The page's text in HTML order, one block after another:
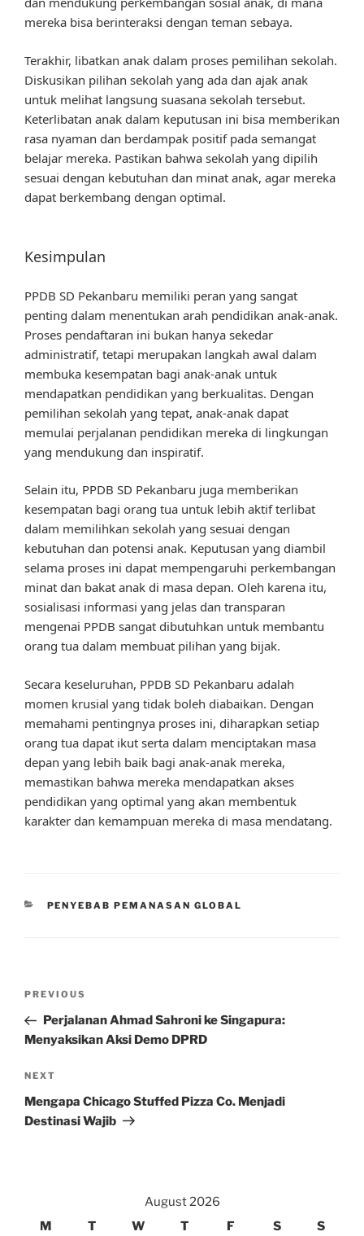
mereka bisa berinteraksi dengan teman sebaya.
Terakhir, libatkan anak dalam proses pemilihan sekolah.
Diskusikan pilihan sekolah yang ada dan ajak anak
untuk melihat langsung suasana sekolah tersebut.
Keterlibatan anak dalam keputusan ini bisa memberikan
rasa nyaman dan berdampak positif pada semangat
belajar mereka. Pastikan bahwa sekolah yang dipilih
sesuai dengan kebutuhan dan minat anak, agar mereka
dapat berkembang dengan optimal.
Kesimpulan
PPDB SD Pekanbaru memiliki peran yang sangat
penting dalam menentukan arah pendidikan anak-anak.
Proses pendaftaran ini bukan hanya sekedar
administratif, tetapi merupakan langkah awal dalam
membuka kesempatan bagi anak-anak untuk
mendapatkan pendidikan yang berkualitas. Dengan
pemilihan sekolah yang tepat, anak-anak dapat
memulai perjalanan pendidikan mereka di lingkungan
yang mendukung dan inspiratif.
Selain itu, PPDB SD Pekanbaru juga memberikan
kesempatan bagi orang tua untuk lebih aktif terlibat
dalam memilihkan sekolah yang sesuai dengan
kebutuhan dan potensi anak. Keputusan yang diambil
selama proses ini dapat mempengaruhi perkembangan
minat dan bakat anak di masa depan. Oleh karena itu,
sosialisasi informasi yang jelas dan transparan
mengenai PPDB sangat dibutuhkan untuk membantu
orang tua dalam membuat pilihan yang bijak.
Secara keseluruhan, PPDB SD Pekanbaru adalah
momen krusial yang tidak boleh diabaikan. Dengan
memahami pentingnya proses ini, diharapkan setiap
orang tua dapat ikut serta dalam menciptakan masa
depan yang lebih baik bagi anak-anak mereka,
memastikan bahwa mereka mendapatkan akses
pendidikan yang optimal yang akan membentuk
karakter dan kemampuan mereka di masa mendatang.
CATEGORIES
PENYEBAB PEMANASAN GLOBAL
Previous
Post
PREVIOUS
Perjalanan Ahmad Sahroni ke Singapura:
Menyaksikan Aksi Demo DPRD
Next
Post
NEXT
Mengapa Chicago Stuffed Pizza Co. Menjadi
Destinasi Wajib
August 2026
M
T W T F S S